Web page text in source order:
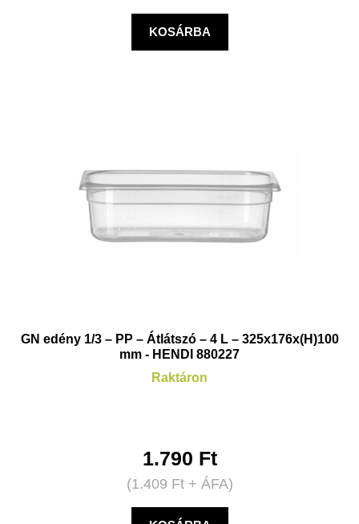
KOSÁRBA
GN edény 1/3 – PP – Átlátszó – 4 L – 325x176x(H)100
mm - HENDI 880227
Raktáron
1.790 Ft
(1.409 Ft+ ÁFA)